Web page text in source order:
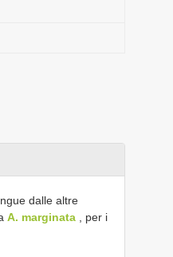
dalle altre
A. marginata , per i